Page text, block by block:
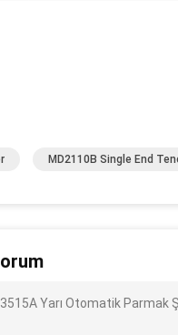
MD2110B Single End
Yarı Otomatik Parmak